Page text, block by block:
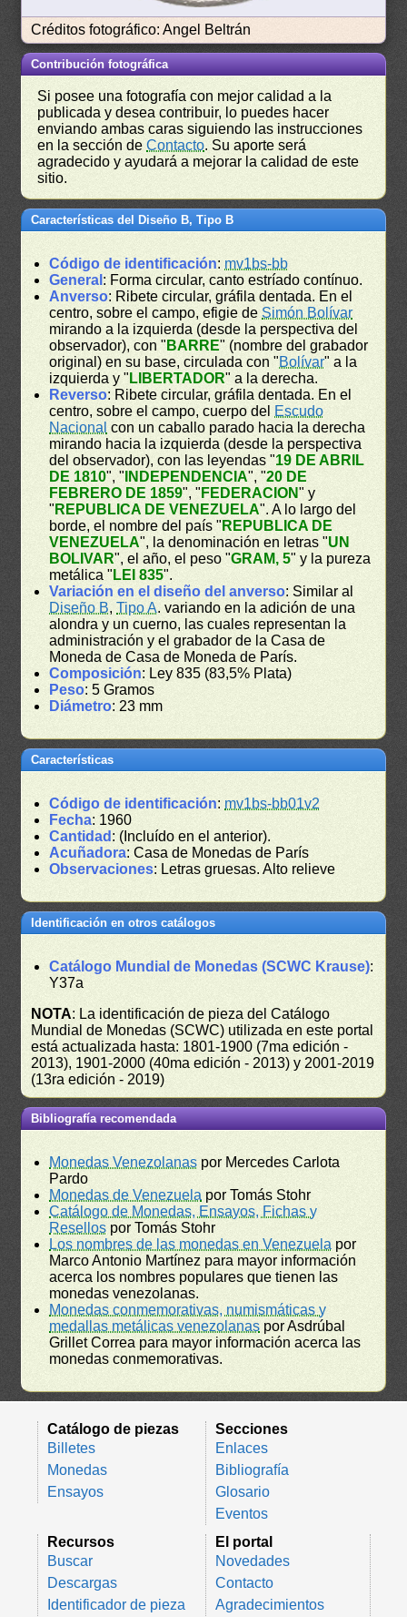
Créditos fotográfico: Angel Beltrán
Contribución fotográfica
Si posee una fotografía con mejor calidad a la
publicada y desea contribuir, lo puedes hacer
enviando ambas caras siguiendo las instrucciones
en la sección deContacto. Su aporte será
agradecido y ayudará a mejorar la calidad de este
sitio.
Características del Diseño B, Tipo B
Código de identificación: mv1bs-bb
General : Forma circular, canto estríado contínuo.
Anverso: Ribete circular, gráfila dentada. En el
centro, sobre el campo, efigie deSimón Bolívar
mirando a la izquierda (desde la perspectiva del
observador), con " BARRE" (nombre del grabador
original) en su base, circulada con "Bolívar" a la
izquierda y " LIBERTADOR" a la derecha.
Reverso: Ribete circular, gráfila dentada. En el
centro, sobre el campo, cuerpo del Escudo
Nacional con un caballo parado hacia la derecha
mirando hacia la izquierda (desde la perspectiva
del observador), con las leyendas "19 DE ABRIL
DE 1810", " INDEPENDENCIA", "20 DE
FEBRERO DE 1859", " FEDERACION" y
" REPUBLICA DE VENEZUELA". A lo largo del
borde, el nombre del país " REPUBLICA DE
VENEZUELA", la denominación en letras "UN
BOLIVAR", el año, el peso "GRAM, 5" y la pureza
metálica " LEI 835".
Variación en el diseño del anverso: Similar al
Diseño B,Tipo A. variando en la adición de una
alondra y un cuerno, las cuales representan la
administración y el grabador de la Casa de
Moneda de Casa de Moneda de París.
Composición: Ley 835 (83,5% Plata)
Peso: 5 Gramos
Diámetro: 23 mm
Características
Código de identificación: mv1bs-bb01v2
Fecha: 1960
Cantidad : (Incluído en el anterior).
Acuñadora: Casa de Monedas de París
Observaciones: Letras gruesas. Alto relieve
Identificación en otros catálogos
Catálogo Mundial de Monedas (SCWC Krause):
Y37a
NOTA: La identificación de pieza del Catálogo
Mundial de Monedas (SCWC) utilizada en este portal
está actualizada hasta: 1801-1900 (7ma edición -
2013), 1901-2000 (40ma edición - 2013) y 2001-2019
(13ra edición - 2019)
Bibliografía recomendada
Monedas Venezolanas por Mercedes Carlota
Pardo
Monedas de Venezuela por Tomás Stohr
Catálogo de Monedas, Ensayos, Fichas y
Resellos por Tomás Stohr
Los nombres de las monedas en Venezuela por
Marco Antonio Martínez para mayor información
acerca los nombres populares que tienen las
monedas venezolanas.
Monedas conmemorativas, numismáticas y
medallas metálicas venezolanas por Asdrúbal
Grillet Correa para mayor información acerca las
monedas conmemorativas.
Catálogo de piezas
Billetes
Monedas
Ensayos
Secciones
Enlaces
Bibliografía
Glosario
Eventos
Recursos
Buscar
Descargas
Identificador de pieza
El portal
Novedades
Contacto
Agradecimientos